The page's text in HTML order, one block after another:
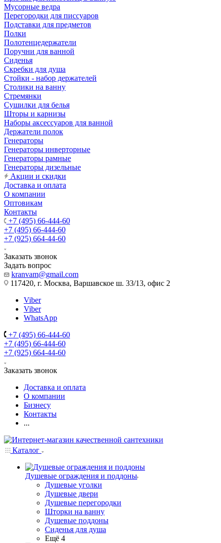
Мусорные ведра
Перегородки для писсуаров
Подставки для предметов
Полки
Полотенцедержатели
Поручни для ванной
Сиденья
Скребки для душа
Стойки - набор держателей
Столики на ванну
Стремянки
Сушилки для белья
Шторы и карнизы
Наборы аксессуаров для ванной
Держатели полок
Генераторы
Генераторы инверторные
Генераторы рамные
Генераторы дизельные
Акции и скидки
Доставка и оплата
О компании
Оптовикам
Контакты
+7 (495) 66-444-60
+7 (495) 66-444-60
+7 (925) 664-44-60
Заказать звонок
Задать вопрос
kranvam@gmail.com
117420, г. Москва, Варшавское ш. 33/13, офис 2
Viber
Viber
WhatsApp
+7 (495) 66-444-60
+7 (495) 66-444-60
+7 (925) 664-44-60
Заказать звонок
Доставка и оплата
О компании
Бизнесу
Контакты
...
Каталог
Душевые ограждения и поддоны
Душевые уголки
Душевые двери
Душевые перегородки
Шторки на ванну
Душевые поддоны
Сиденья для душа
Ещё 4